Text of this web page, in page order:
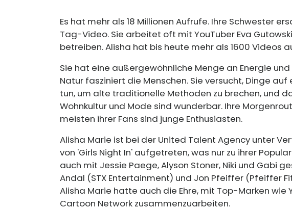
Es hat mehr als 18 Millionen Aufrufe. Ihre Schwester
Tag-Video. Sie arbeitet oft mit YouTuber Eva
betreiben. Alisha hat bis heute mehr als 1600 Videos
Sie hat eine außergewöhnliche Menge an Energie
Natur fasziniert die Menschen. Sie versucht, Dinge
tun, um alte traditionelle Methoden zu brechen, und
Wohnkultur und Mode sind wunderbar. Ihre
meisten ihrer Fans sind junge Enthusiasten.
Alisha Marie ist bei der United Talent Agency unter
von 'Girls Night In' aufgetreten, was nur zu ihrer
auch mit Jessie Paege, Alyson Stoner, Niki und Gabi
Andal (STX Entertainment) und Jon Pfeiffer (Pfeiffer
Alisha Marie hatte auch die Ehre, mit Top-Marken wie
Cartoon Network zusammenzuarbeiten.